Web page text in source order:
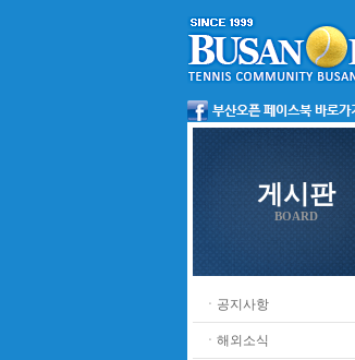
게시판
BOARD
ㆍ공지사항
ㆍ해외소식